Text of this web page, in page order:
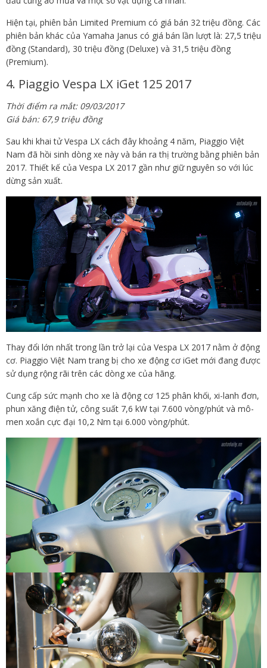
Hiện tại, phiên bản Limited Premium có giá bán 32 triệu đồng. Các
phiên bản khác của Yamaha Janus có giá bán lần lượt là: 27,5 triệu
đồng (Standard), 30 triệu đồng (Deluxe) và 31,5 triệu đồng
(Premium).
4. Piaggio Vespa LX iGet 125 2017
Thời điểm ra mắt: 09/03/2017
Giá bán: 67,9 triệu đồng
Sau khi khai tử Vespa LX cách đây khoảng 4 năm, Piaggio Việt
Nam đã hồi sinh dòng xe này và bán ra thị trường bằng phiên bản
2017. Thiết kế của Vespa LX 2017 gần như giữ nguyên so với lúc
dừng sản xuất.
Thay đổi lớn nhất trong lần trở lại của Vespa LX 2017 nằm ở động
cơ. Piaggio Việt Nam trang bị cho xe động cơ iGet mới đang được
sử dụng rộng rãi trên các dòng xe của hãng.
Cung cấp sức mạnh cho xe là động cơ 125 phân khối, xi-lanh đơn,
phun xăng điện tử, công suất 7,6 kW tại 7.600 vòng/phút và mô-
men xoắn cực đại 10,2 Nm tại 6.000 vòng/phút.